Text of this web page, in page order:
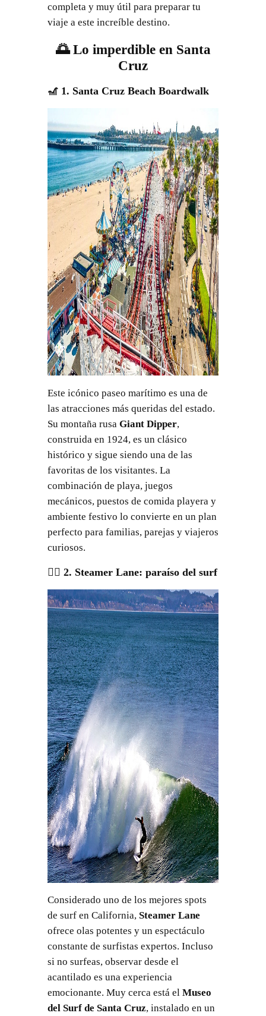
completa y muy útil para preparar tu
viaje a este increíble destino.
🌅 Lo imperdible en Santa
Cruz
🎢 1. Santa Cruz Beach Boardwalk
Este icónico paseo marítimo es una de
las atracciones más queridas del estado.
Su montaña rusa Giant Dipper,
construida en 1924, es un clásico
histórico y sigue siendo una de las
favoritas de los visitantes. La
combinación de playa, juegos
mecánicos, puestos de comida playera y
ambiente festivo lo convierte en un plan
perfecto para familias, parejas y viajeros
curiosos.
🏄‍♂️ 2. Steamer Lane: paraíso del surf
Considerado uno de los mejores spots
de surf en California, Steamer Lane
ofrece olas potentes y un espectáculo
constante de surfistas expertos. Incluso
si no surfeas, observar desde el
acantilado es una experiencia
emocionante. Muy cerca está el Museo
del Surf de Santa Cruz, instalado en un